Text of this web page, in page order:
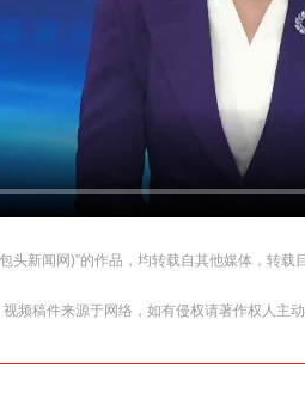
头新闻网)”的作品，均转载自其他媒体，转
频稿件来源于网络，如有侵权请著作权人主